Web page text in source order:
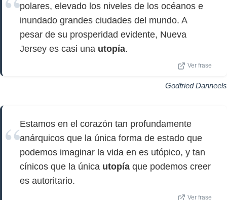
polares, elevado los niveles de los océanos e
inundado grandes ciudades del mundo. A
pesar de su prosperidad evidente, Nueva
Jersey es casi una utopía.
Ver frase
Godfried Danneels
Estamos en el corazón tan profundamente
anárquicos que la única forma de estado que
podemos imaginar la vida en es utópico, y tan
cínicos que la única utopía que podemos creer
es autoritario.
Ver frase